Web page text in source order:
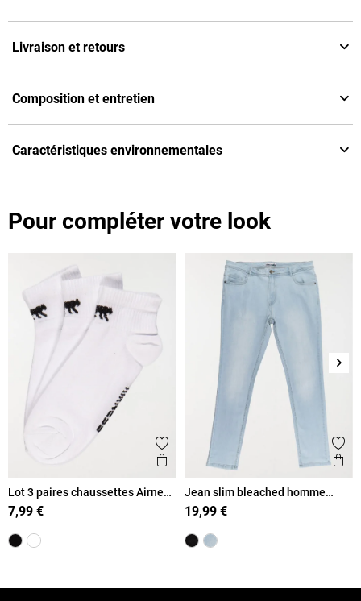
Livraison et retours
Composition et entretien
Caractéristiques environnementales
Pour compléter votre look
Ajouter aux favoris
Aperçu rapide
Lot 3 paires chaussettes Airness
homme
7,99 €
Jean slim bleached homme
grande taille
19,99 €